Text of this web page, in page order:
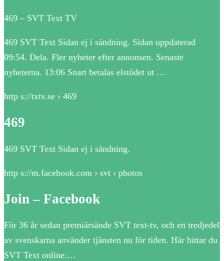
469 – SVT Text TV
469 SVT Text Sidan ej i sändning. Sidan uppdaterad
09:54. Dela. Fler nyheter efter annonsen. Senaste
nyheterna. 13:06 Snart betalas elstödet ut …
http s://txtv.se › 469
469
469 SVT Text Sidan ej i sändning.
http s://m.facebook.com › svt › photos
Join – Facebook
För 36 år sedan premiärsände SVT text-tv, och en tredjedel
av svenskarna använder tjänsten nu för tiden. Här hittar du
SVT Text online:…